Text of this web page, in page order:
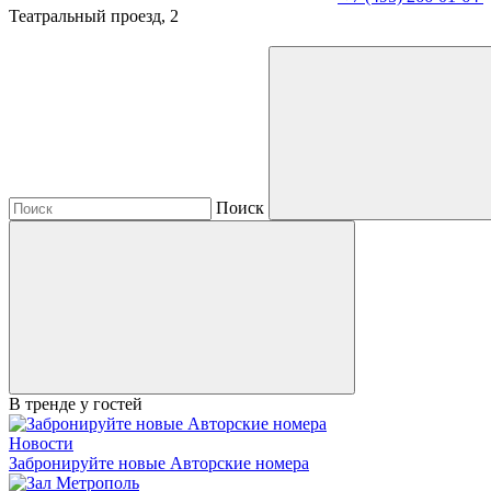
Театральный проезд, 2
Поиск
В тренде у гостей
Новости
Забронируйте новые Авторские номера